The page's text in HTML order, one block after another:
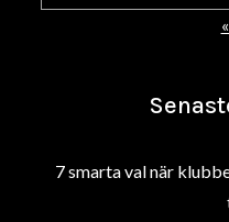
7 smarta val när